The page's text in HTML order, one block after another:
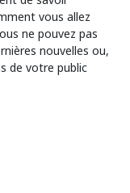
vous allez
ne pouvez pas
nouvelles ou,
de votre public